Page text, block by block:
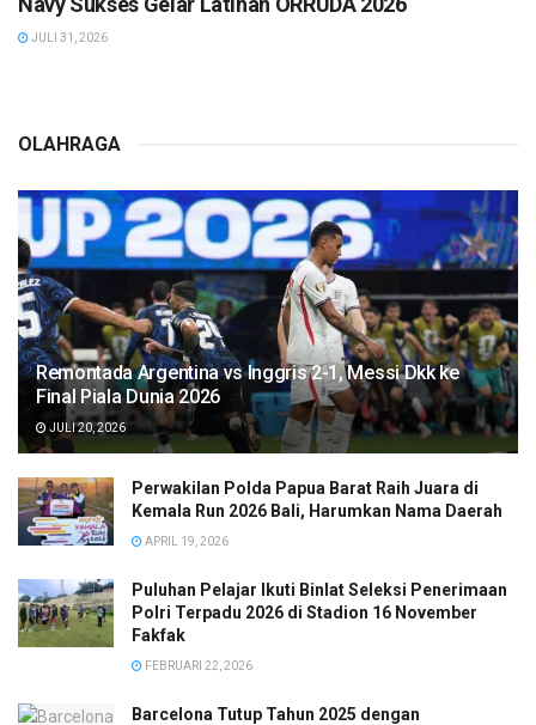
JULI 31, 2026
OLAHRAGA
Remontada Argentina vs Inggris 2-1, Messi Dkk ke
Final Piala Dunia 2026
JULI 20, 2026
Perwakilan Polda Papua Barat Raih Juara di
Kemala Run 2026 Bali, Harumkan Nama Daerah
APRIL 19, 2026
Puluhan Pelajar Ikuti Binlat Seleksi Penerimaan
Polri Terpadu 2026 di Stadion 16 November
Fakfak
FEBRUARI 22, 2026
Barcelona Tutup Tahun 2025 dengan